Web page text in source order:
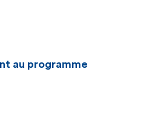
au programme